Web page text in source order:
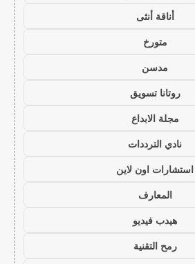
أناقة أنثى
متورخ
مدسن
روتانا تسويق
مجلة الابداع
نادي الترددات
استشارات اون لاين
المعارف
هيدب فيديو
رمح التقنية